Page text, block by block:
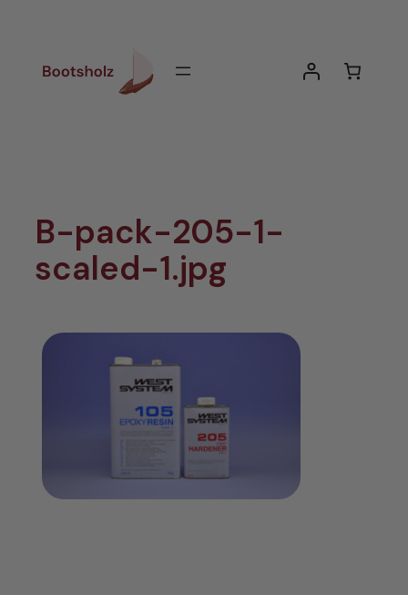
B-pack-205-1-
scaled-1.jpg